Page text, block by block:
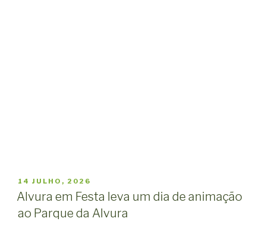
PUBLICADO
EM
14 JULHO, 2026
Alvura em Festa leva um dia de animação
ao Parque da Alvura